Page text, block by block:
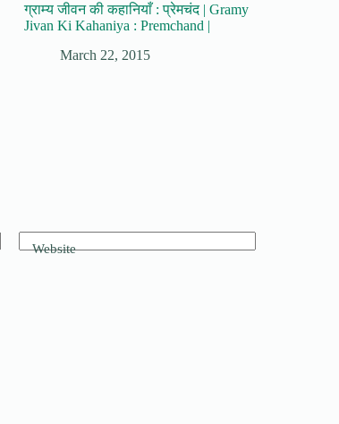
ग्राम्य जीवन की कहानियाँ : प्रेमचंद | Gramy
Jivan Ki Kahaniya : Premchand |
March 22, 2015
Website